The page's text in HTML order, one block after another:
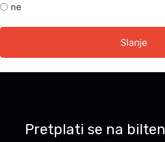
ne
Pretplati se na bilten